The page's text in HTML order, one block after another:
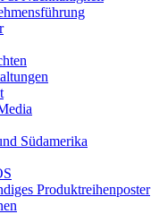
Südamerika
Produktreihenposter